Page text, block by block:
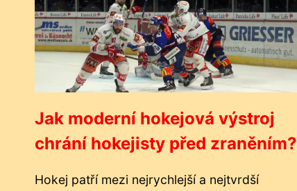
Jak moderní hokejová výstroj
chrání hokejisty před zraněním?
Hokej patří mezi nejrychlejší a nejtvrdší